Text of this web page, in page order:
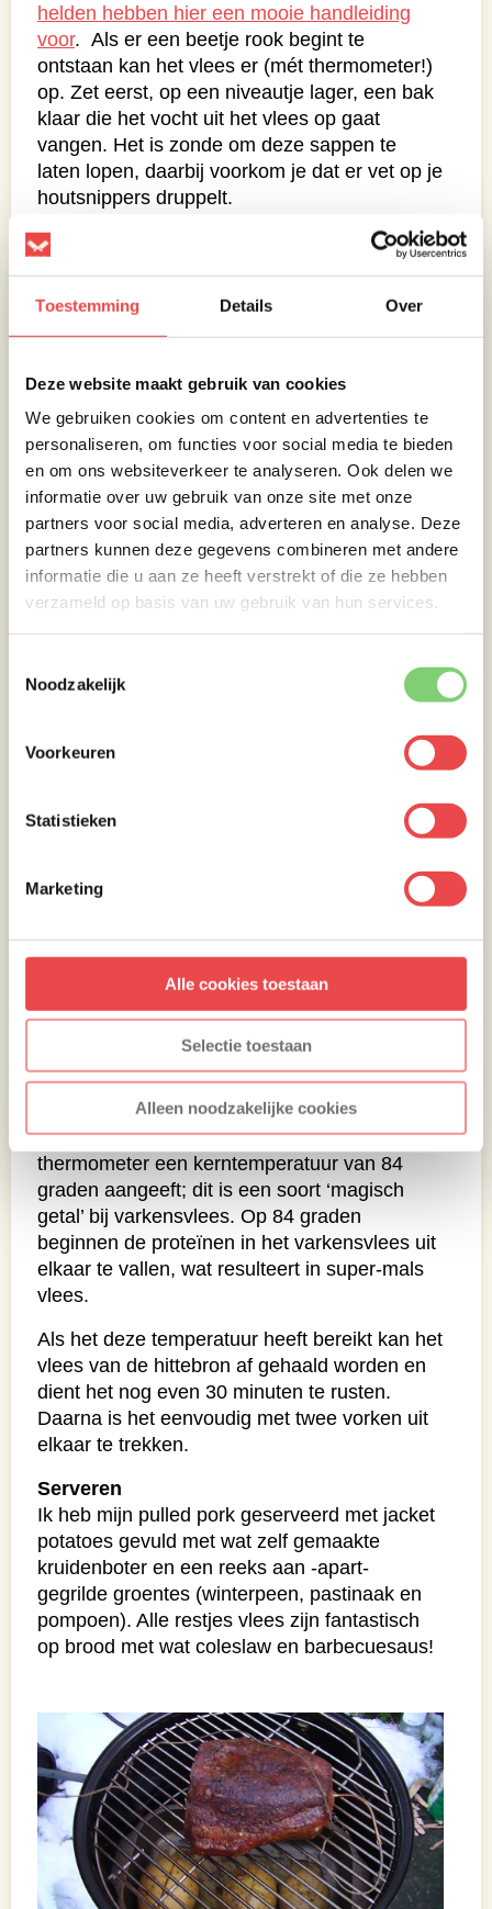
Toestemming Details Over
Deze website maakt gebruik van cookies
We gebruiken cookies om content en advertenties te
personaliseren, om functies voor social media te bieden
en om ons websiteverkeer te analyseren. Ook delen we
informatie over uw gebruik van onze site met onze
partners voor social media, adverteren en analyse. Deze
partners kunnen deze gegevens combineren met andere
informatie die u aan ze heeft verstrekt of die ze hebben
verzameld op basis van uw gebruik van hun services.
Noodzakelijk
Voorkeuren
Statistieken
Marketing
Alle cookies toestaan
Selectie toestaan
Alleen noodzakelijke cookies
helden hebben hier een mooie handleiding
voor. Als er een beetje rook begint te
ontstaan kan het vlees er (mét thermometer!)
op. Zet eerst, op een niveautje lager, een bak
klaar die het vocht uit het vlees op gaat
vangen. Het is zonde om deze sappen te
laten lopen, daarbij voorkom je dat er vet op je
houtsnippers druppelt.
En dan wachten..
Vervolgens is het een kwestie van wachten en
de interne temperatuur van de rookoven of
temperatuur dient ongeveer tussen de 100 en
125 graden te blijven. Voeg af en toe wat
briketten toe als je ziet dat de temperatuur
weer aan het dalen is.
Verder dien je om de 3 uur de houtchips te
vervangen voor een lekkere rokerige smaak.
Wil je het nog rokeriger? Prima! Gewoon
vaker nieuwe houtchips toevoegen.
kruimige aardappelen die ik kruislings snij en
vul met een klein beetje zoute roomboter. Leg
vocht; zo krijgen ze ook nog een lekkere
smaak mee. In de opvangbak zijn ze na zo’n
Als je pullen pork een kerntemperatuur heeft
van ongeveer 70 graden is het slim om het
vlees in een stuk aluminiumfolie te pakken;
het vlees begint rond die temperaturen
namelijk veel vocht te verliezen, waardoor het
Het vlees dient verwarmd te worden tot de
thermometer een kerntemperatuur van 84
graden aangeeft; dit is een soort ‘magisch
getal’ bij varkensvlees. Op 84 graden
beginnen de proteïnen in het varkensvlees uit
elkaar te vallen, wat resulteert in super-mals
vlees.
Als het deze temperatuur heeft bereikt kan het
vlees van de hittebron af gehaald worden en
dient het nog even 30 minuten te rusten.
Daarna is het eenvoudig met twee vorken uit
elkaar te trekken.
Serveren
Ik heb mijn pulled pork geserveerd met jacket
potatoes gevuld met wat zelf gemaakte
kruidenboter en een reeks aan -apart-
gegrilde groentes (winterpeen, pastinaak en
pompoen). Alle restjes vlees zijn fantastisch
op brood met wat coleslaw en barbecuesaus!